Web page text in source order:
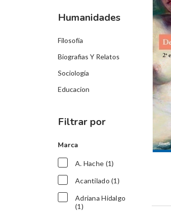
Humanidades
Filosofía
Biografias Y Relatos
Sociología
Educacion
Filtrar por
Marca
A. Hache (1)
Acantilado (1)
Adriana Hidalgo
(1)